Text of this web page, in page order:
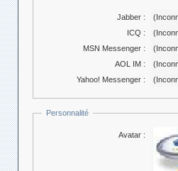
Jabber :
ICQ :
MSN Messenger :
AOL IM :
Yahoo! Messenger :
Personnalité
Avatar :